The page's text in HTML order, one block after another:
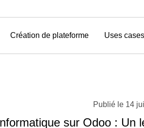
Création de plateforme Uses cases
Publié le 14
sur Odoo : Un